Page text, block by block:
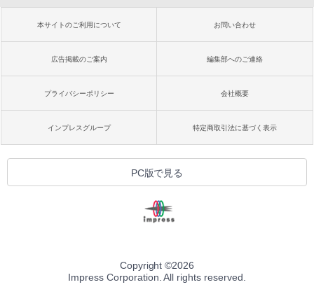
本サイトのご利用について お問い合わせ
広告掲載のご案内 編集部へのご連絡
プライバシーポリシー 会社概要
インプレスグループ 特定商取引法に基づく表示
PC版で見る
Copyright ©2026
Impress Corporation. All rights reserved.